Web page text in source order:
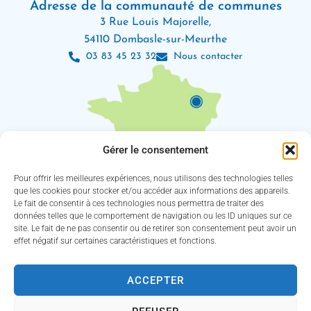
Gérer le consentement
Pour offrir les meilleures expériences, nous utilisons des technologies telles
que les cookies pour stocker et/ou accéder aux informations des appareils.
Le fait de consentir à ces technologies nous permettra de traiter des
données telles que le comportement de navigation ou les ID uniques sur ce
site. Le fait de ne pas consentir ou de retirer son consentement peut avoir un
effet négatif sur certaines caractéristiques et fonctions.
ACCEPTER
Adresse de la communauté de communes
3 Rue Louis Majorelle,
54110 Dombasle-sur-Meurthe
03 83 45 23 32 Nous contacter
Les horaires d’ouverture
Lundi : 8h30 – 12h / 13h30 – 18h
Mardi, jeudi et vendredi : 8h30 – 12h / 13h30 – 16h30
(Service des eaux fermé le jeudi)